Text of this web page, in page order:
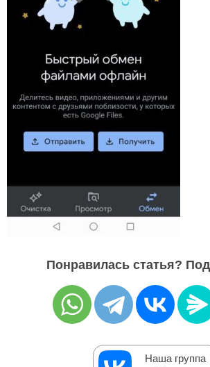
Понравилась статья?
Наша группа